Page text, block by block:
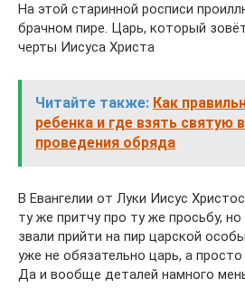
На этой старинной росписи
брачном пире. Царь, который
черты Иисуса Христа
Читайте также: Как
ребенка и где взять святую
проведения обряда
В Евангелии от Луки Иисус
ту же притчу про ту же просьбу,
звали прийти на пир царской
уже не обязательно царь, а просто
Да и вообще деталей намного